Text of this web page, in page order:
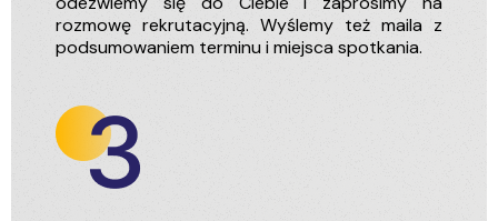
rozmowę rekrutacyjną. Wyślemy też maila z
podsumowaniem terminu i miejsca spotkania.